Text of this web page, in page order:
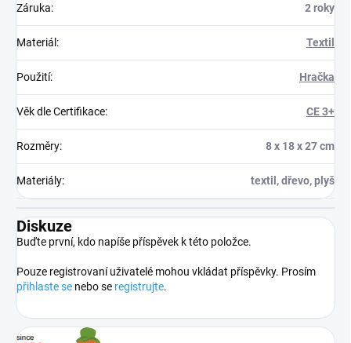
Záruka: 2 roky
Materiál : Textil
Použití: Hračka
Věk dle Certifikace: CE 3+
Rozměry: 8 x 18 x 27 cm
Materiály: textil, dřevo, plyš
Diskuze
Buďte první, kdo napíše příspěvek k této položce.
Pouze registrovaní uživatelé mohou vkládat příspěvky. Prosím
přihlaste se nebo se registrujte.